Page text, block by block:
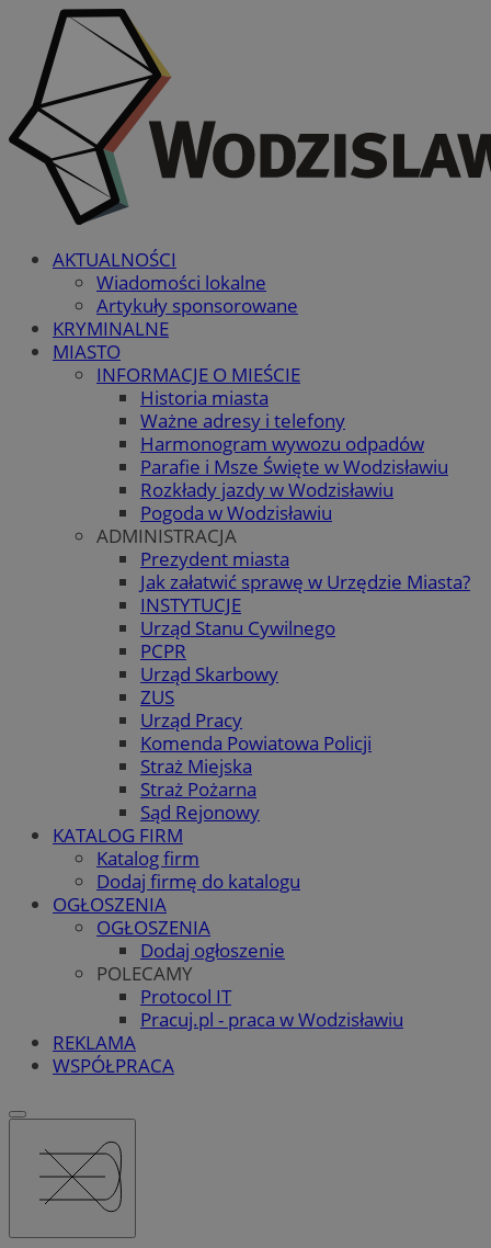
AKTUALNOŚCI
Wiadomości lokalne
Artykuły sponsorowane
KRYMINALNE
MIASTO
INFORMACJE O MIEŚCIE
Historia miasta
Ważne adresy i telefony
Harmonogram wywozu odpadów
Parafie i Msze Święte w Wodzisławiu
Rozkłady jazdy w Wodzisławiu
Pogoda w Wodzisławiu
ADMINISTRACJA
Prezydent miasta
Jak załatwić sprawę w Urzędzie Miasta?
INSTYTUCJE
Urząd Stanu Cywilnego
PCPR
Urząd Skarbowy
ZUS
Urząd Pracy
Komenda Powiatowa Policji
Straż Miejska
Straż Pożarna
Sąd Rejonowy
KATALOG FIRM
Katalog firm
Dodaj firmę do katalogu
OGŁOSZENIA
OGŁOSZENIA
Dodaj ogłoszenie
POLECAMY
Protocol IT
Pracuj.pl - praca w Wodzisławiu
REKLAMA
WSPÓŁPRACA